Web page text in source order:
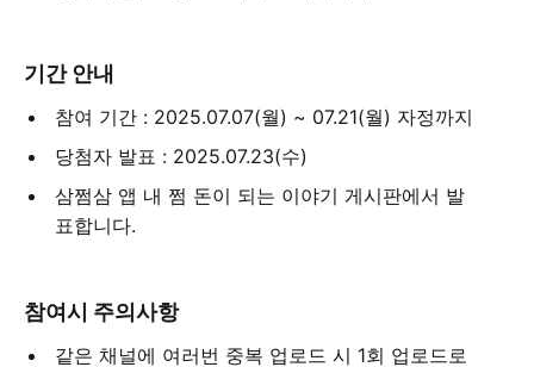
기간 안내
참여 기간 : 2025.07.07(월) ~ 07.21(월) 자정까지
당첨자 발표 : 2025.07.23(수)
삼쩜삼 앱 내 쩜 돈이 되는 이야기 게시판에서 발
표합니다.
참여시 주의사항
같은 채널에 여러번 중복 업로드 시 1회 업로드로